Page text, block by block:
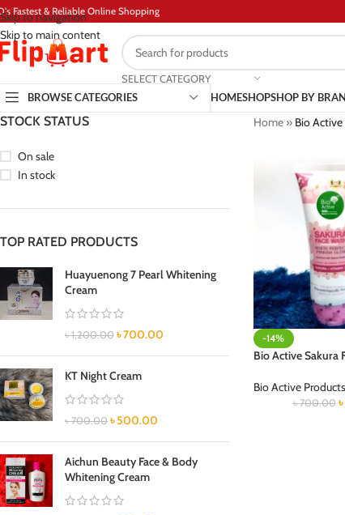
Skip to navigation
Skip to main content
Fastest & Reliable Online Shopping
SELECT CATEGORY
BROWSE CATEGORIES
HOMESHOPSHOP BY
STOCK STATUS
On sale
In stock
TOP RATED PRODUCTS
Huayuenong 7 Pearl Whitening
Cream
৳1,200.00 ৳700.00
KT Night Cream
৳700.00 ৳500.00
Aichun Beauty Face & Body
Whitening Cream
Home» Bio Active
-14%
Bio Active Sakura
Bio Active Products
৳700.00 ৳